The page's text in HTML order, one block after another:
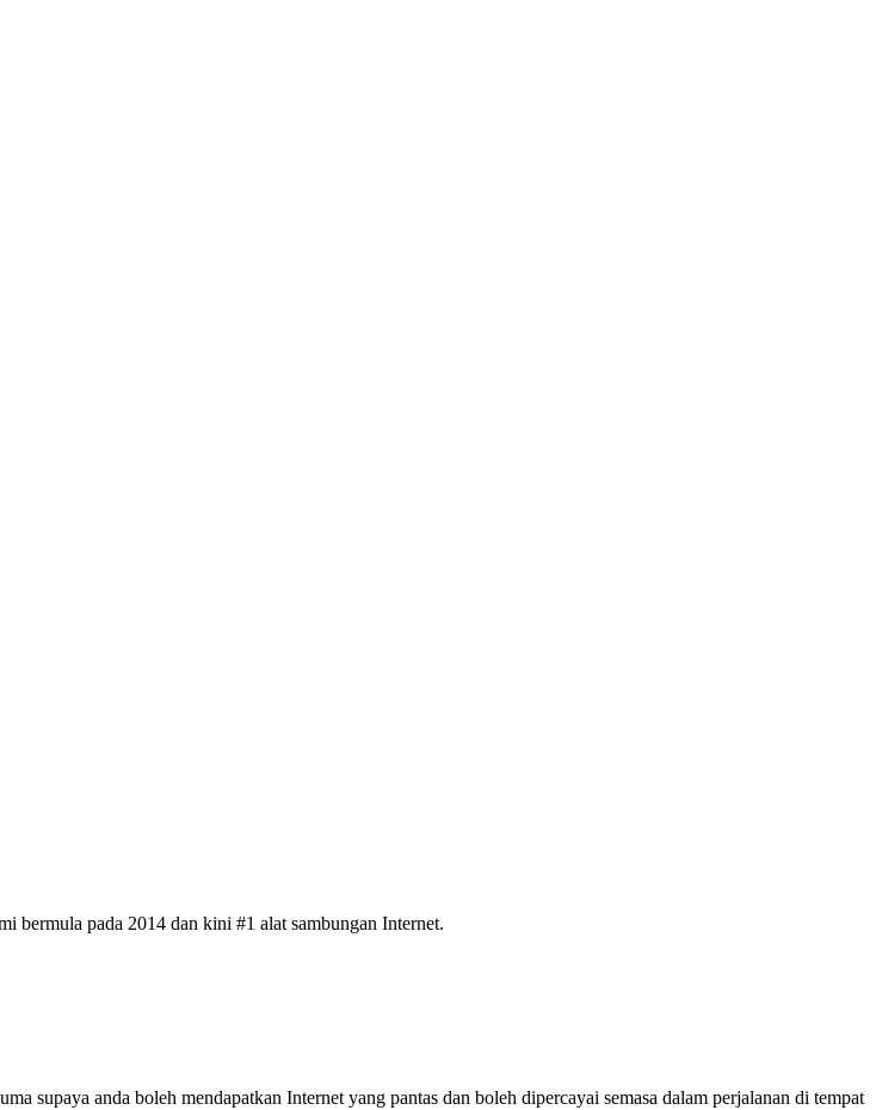
bermula pada 2014 dan kini #1 alat sambungan Internet.
supaya anda boleh mendapatkan Internet yang pantas dan boleh dipercayai semasa dalam perjalanan di tempat